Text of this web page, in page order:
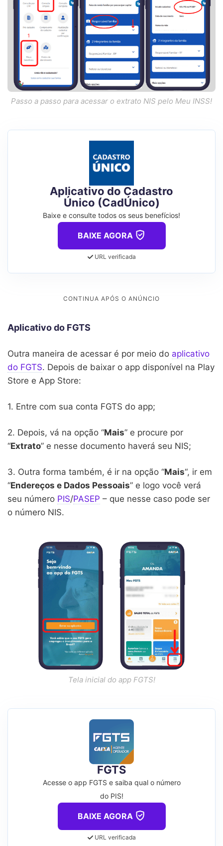
Passo a passo para acessar o extrato NIS pelo Meu INSS!
Aplicativo do Cadastro
Único (CadÚnico)
Baixe e consulte todos os seus benefícios!
BAIXE AGORA
URL verificada
Aplicativo do FGTS
Outra maneira de acessar é por meio do aplicativo
do FGTS. Depois de baixar o app disponível na Play
Store e App Store:
1. Entre com sua conta FGTS do app;
2. Depois, vá na opção “Mais” e procure por
“Extrato” e nesse documento haverá seu NIS;
3. Outra forma também, é ir na opção “Mais“, ir em
“Endereços e Dados Pessoais” e logo você verá
seu número PIS/PASEP – que nesse caso pode ser
o número NIS.
Tela inicial do app FGTS!
FGTS
Acesse o app FGTS e saiba qual o número
do PIS!
BAIXE AGORA
URL verificada